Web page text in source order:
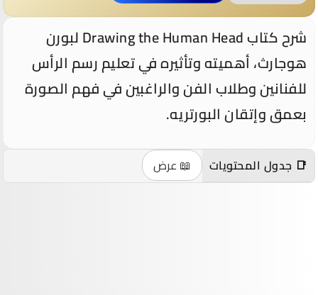
شرح كتاب Drawing the Human Head لبورن
هوجارث، أهميته وتأثيره في تعليم رسم الرأس
للفنانين وطلاب الفن والراغبين في فهم الصورة
بعمق وإتقان البورتريه.
📑 جدول المحتويات 📖 عرض